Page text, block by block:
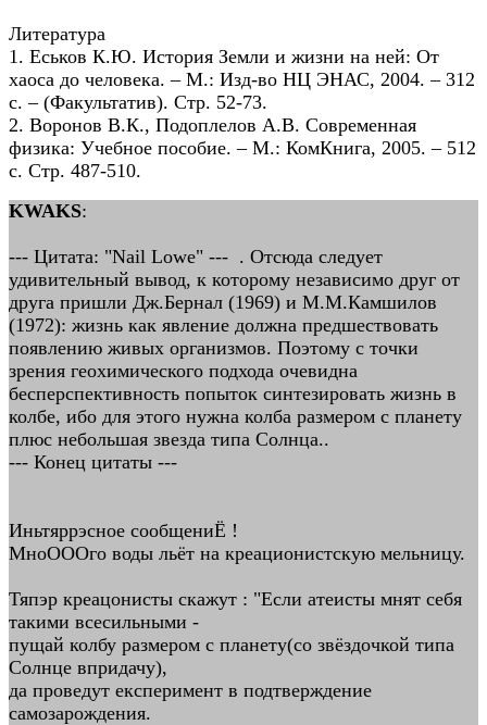
Литература
1. Еськов К.Ю. История Земли и жизни на ней: От
хаоса до человека. – М.: Изд-во НЦ ЭНАС, 2004. – 312
с. – (Факультатив). Стр. 52-73.
2. Воронов В.К., Подоплелов А.В. Современная
физика: Учебное пособие. – М.: КомКнига, 2005. – 512
с. Стр. 487-510.
KWAKS:
--- Цитата: "Nail Lowe" --- . Отсюда следует
удивительный вывод, к которому независимо друг от
друга пришли Дж.Бернал (1969) и М.М.Камшилов
(1972): жизнь как явление должна предшествовать
появлению живых организмов. Поэтому с точки
зрения геохимического подхода очевидна
бесперспективность попыток синтезировать жизнь в
колбе, ибо для этого нужна колба размером с планету
плюс небольшая звезда типа Солнца..
--- Конец цитаты ---
Иньтяррэсное сообщениЁ !
МноОООго воды льёт на креационистскую мельницу.
Тяпэр креацонисты скажут : "Если атеисты мнят себя
такими всесильными -
пущай колбу размером с планету(со звёздочкой типа
Солнце впридачу),
да проведут експеримент в подтверждение
самозарождения.